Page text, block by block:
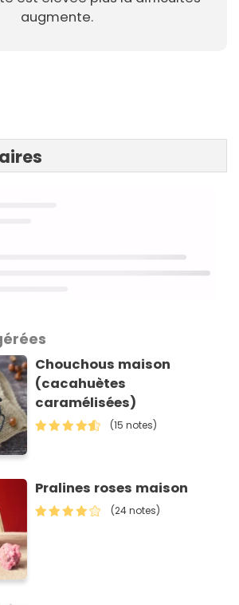
augmente.
Chouchous maison
(cacahuètes
caramélisées)
(15 notes)
Pralines roses maison
(24 notes)